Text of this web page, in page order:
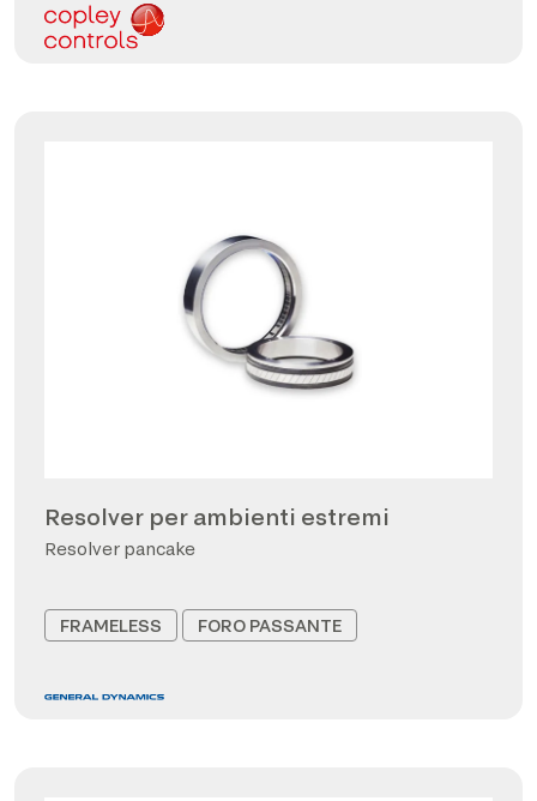
Resolver per ambienti estremi
Resolver pancake
FRAMELESS FORO PASSANTE